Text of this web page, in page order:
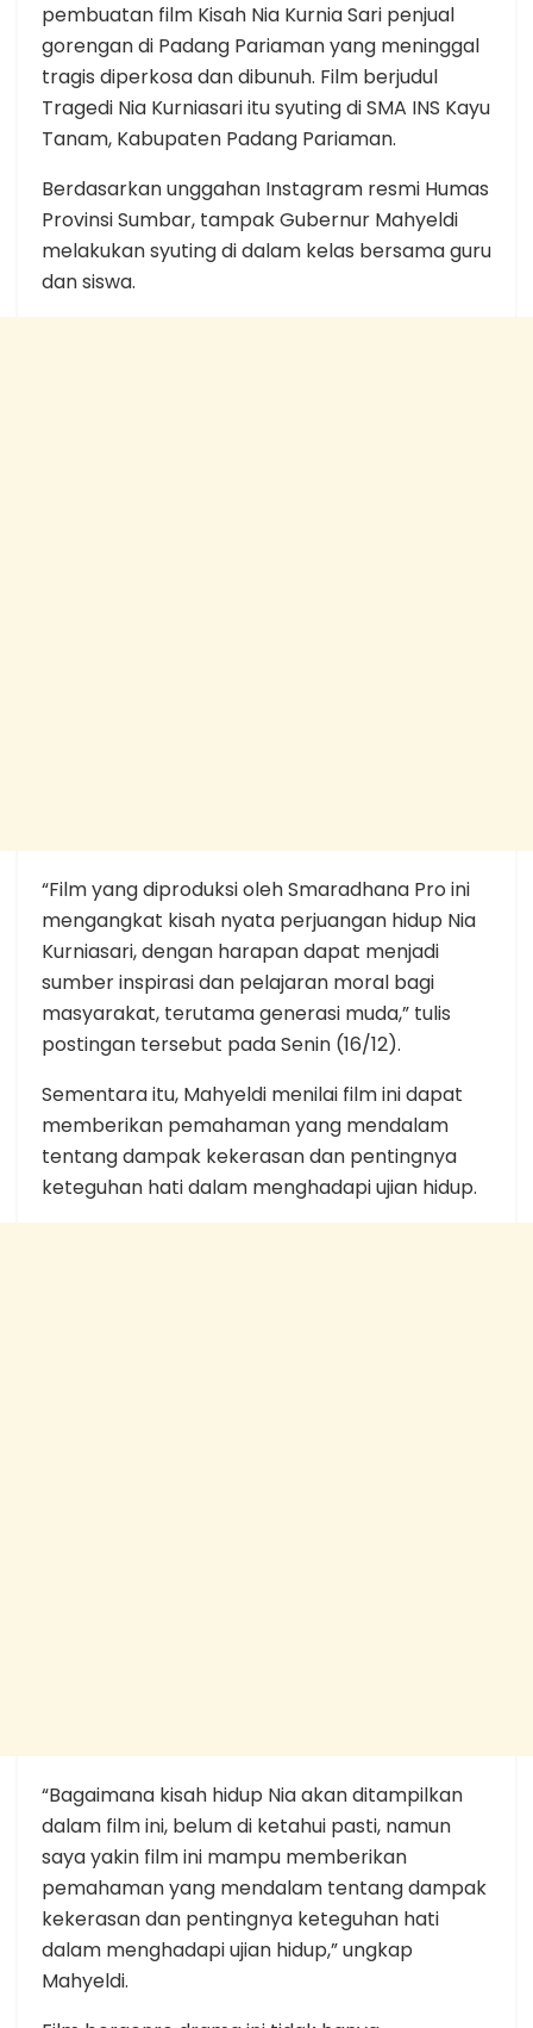
pembuatan film Kisah Nia Kurnia Sari penjual
gorengan di Padang Pariaman yang meninggal
tragis diperkosa dan dibunuh. Film berjudul
Tragedi Nia Kurniasari itu syuting di SMA INS Kayu
Tanam, Kabupaten Padang Pariaman.
Berdasarkan unggahan Instagram resmi Humas
Provinsi Sumbar, tampak Gubernur Mahyeldi
melakukan syuting di dalam kelas bersama guru
dan siswa.
“Film yang diproduksi oleh Smaradhana Pro ini
mengangkat kisah nyata perjuangan hidup Nia
Kurniasari, dengan harapan dapat menjadi
sumber inspirasi dan pelajaran moral bagi
masyarakat, terutama generasi muda,” tulis
postingan tersebut pada Senin (16/12).
Sementara itu, Mahyeldi menilai film ini dapat
memberikan pemahaman yang mendalam
tentang dampak kekerasan dan pentingnya
keteguhan hati dalam menghadapi ujian hidup.
“Bagaimana kisah hidup Nia akan ditampilkan
dalam film ini, belum di ketahui pasti, namun
saya yakin film ini mampu memberikan
pemahaman yang mendalam tentang dampak
kekerasan dan pentingnya keteguhan hati
dalam menghadapi ujian hidup,” ungkap
Mahyeldi.